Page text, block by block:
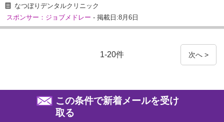
なつぼりデンタルクリニック
スポンサー：ジョブメドレー - 掲載日:8月6日
1-20件 次へ >
この条件で新着メールを受け
取る